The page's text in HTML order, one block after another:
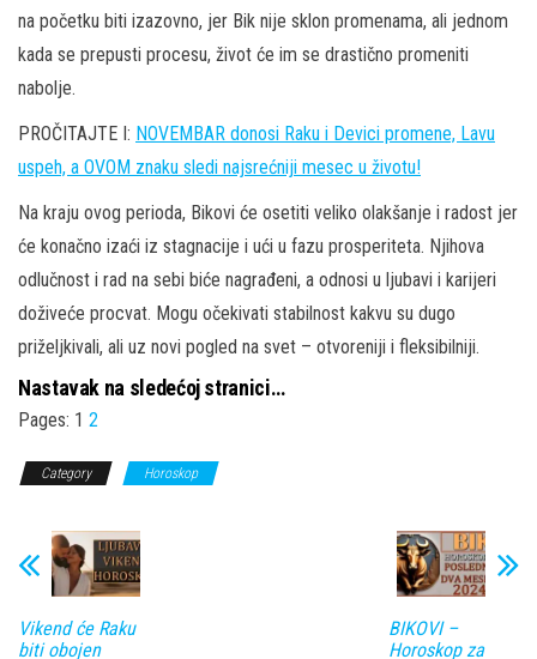
na početku biti izazovno, jer Bik nije sklon promenama, ali jednom
kada se prepusti procesu, život će im se drastično promeniti
nabolje.
PROČITAJTE I: NOVEMBAR donosi Raku i Devici promene, Lavu
uspeh, a OVOM znaku sledi najsrećniji mesec u životu!
Na kraju ovog perioda, Bikovi će osetiti veliko olakšanje i radost jer
će konačno izaći iz stagnacije i ući u fazu prosperiteta. Njihova
odlučnost i rad na sebi biće nagrađeni, a odnosi u ljubavi i karijeri
doživeće procvat. Mogu očekivati stabilnost kakvu su dugo
priželjkivali, ali uz novi pogled na svet – otvoreniji i fleksibilniji.
Nastavak na sledećoj stranici…
Pages: 1 2
Category Horoskop
Vikend će Raku
biti obojen
BIKOVI –
Horoskop za